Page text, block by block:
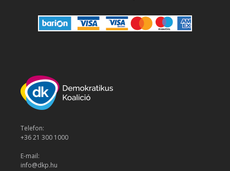
Telefon:
+36 21 300 1000
E-mail:
info@dkp.hu